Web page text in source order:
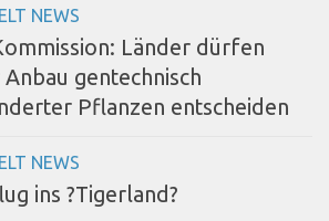
NEWS
Länder dürfen
gentechnisch
Pflanzen entscheiden
NEWS
ins ?Tigerland?